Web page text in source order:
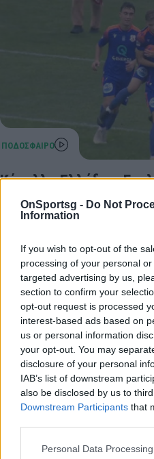
OnSportsg - Do Not
Information
If you wish to opt-out of the
processing of your personal
targeted advertising by us,
section to confirm your
opt-out request is processed
interest-based ads based on
us or personal information
your opt-out. You may
disclosure of your personal
IAB’s list of downstream
also be disclosed by us to
Downstream Participants that
Personal Data
Κύπελλο Ελλάδας:
Κατσαντώνης (video)
Ο Κατσαντώνης
16 Δεκεμβρίου 2022 15:41